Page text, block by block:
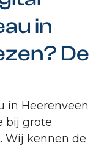
in
De
in Heerenveen
bij grote
Wij kennen de